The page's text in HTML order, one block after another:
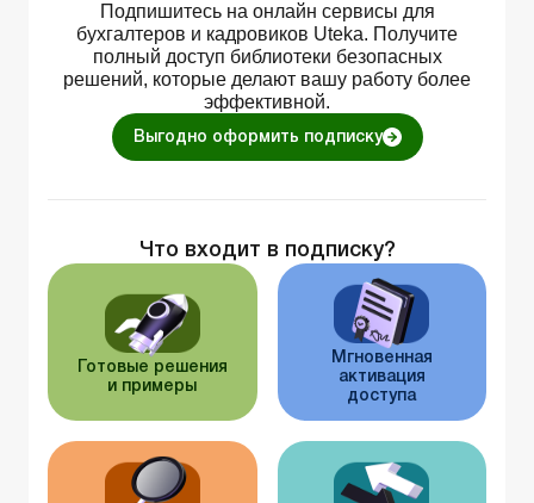
Подпишитесь на онлайн сервисы для
бухгалтеров и кадровиков Uteka. Получите
полный доступ библиотеки безопасных
решений, которые делают вашу работу более
эффективной.
Выгодно оформить подписку
Что входит в подписку?
Готовые решения
и примеры
Мгновенная
активация
доступа